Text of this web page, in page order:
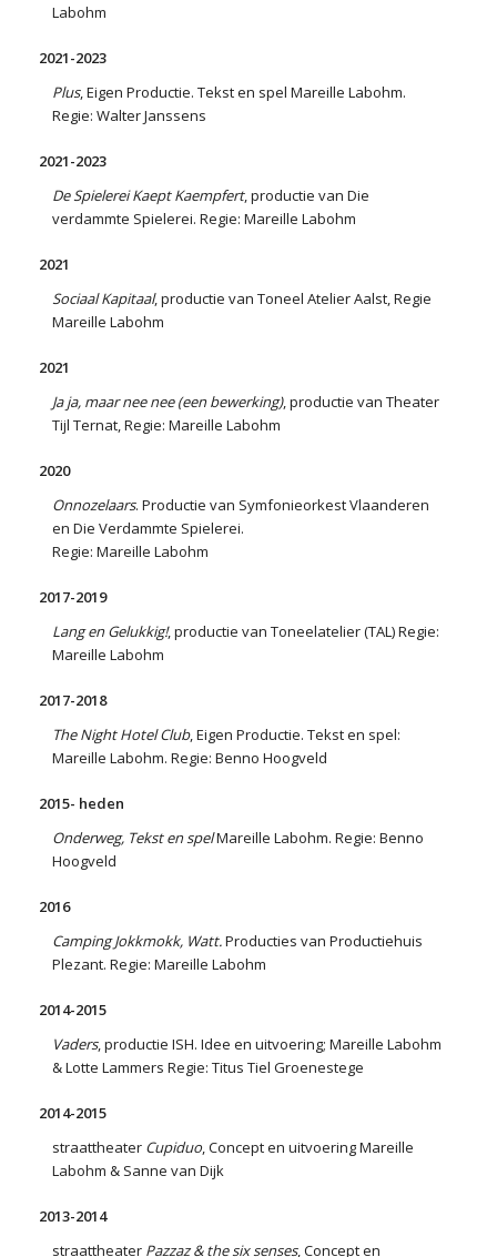
Labohm
2021-2023
Plus, Eigen Productie. Tekst en spel Mareille Labohm.
Regie: Walter Janssens
2021-2023
De Spielerei Kaept Kaempfert, productie van Die
verdammte Spielerei. Regie: Mareille Labohm
2021
Sociaal Kapitaal, productie van Toneel Atelier Aalst, Regie
Mareille Labohm
2021
Ja ja, maar nee nee (een bewerking), productie van Theater
Tijl Ternat, Regie: Mareille Labohm
2020
Onnozelaars. Productie van Symfonieorkest Vlaanderen
en Die Verdammte Spielerei.
Regie: Mareille Labohm
2017-2019
Lang en Gelukkig!, productie van Toneelatelier (TAL) Regie:
Mareille Labohm
2017-2018
The Night Hotel Club, Eigen Productie. Tekst en spel:
Mareille Labohm. Regie: Benno Hoogveld
2015- heden
Onderweg, Tekst en spelMareille Labohm. Regie: Benno
Hoogveld
2016
Camping Jokkmokk, Watt.Producties van Productiehuis
Plezant. Regie: Mareille Labohm
2014-2015
Vaders, productie ISH. Idee en uitvoering; Mareille Labohm
& Lotte Lammers Regie: Titus Tiel Groenestege
2014-2015
straattheater Cupiduo, Concept en uitvoering Mareille
Labohm & Sanne van Dijk
2013-2014
straattheater Pazzaz & the six senses, Concept en